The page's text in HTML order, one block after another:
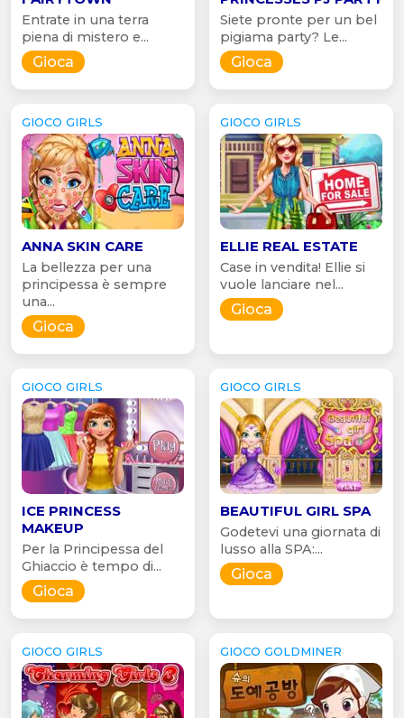
Entrate in una terra
piena di mistero e...
Gioca
Siete pronte per un bel
pigiama party? Le...
Gioca
GIOCO GIRLS
ANNA SKIN CARE
La bellezza per una
principessa è sempre
una...
Gioca
GIOCO GIRLS
ELLIE REAL ESTATE
Case in vendita! Ellie si
vuole lanciare nel...
Gioca
GIOCO GIRLS
ICE PRINCESS
MAKEUP
Per la Principessa del
Ghiaccio è tempo di...
Gioca
GIOCO GIRLS
BEAUTIFUL GIRL SPA
Godetevi una giornata di
lusso alla SPA:...
Gioca
GIOCO GIRLS GIOCO GOLDMINER